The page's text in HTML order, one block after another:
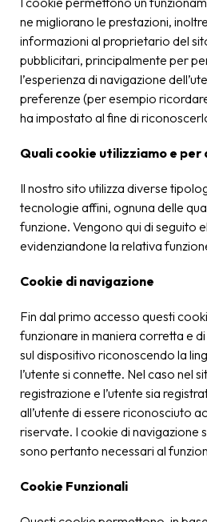
ne migliorano le prestazioni,
informazioni al proprietario del
pubblicitari, principalmente per
l’esperienza di navigazione
preferenze (per esempio
ha impostato al fine di
Quali cookie utilizziamo e per
Il nostro sito utilizza diverse
tecnologie affini, ognuna delle
funzione. Vengono qui di seguito
evidenziandone la relativa
Cookie di navigazione
Fin dal primo accesso questi
funzionare in maniera corretta e
sul dispositivo riconoscendo la
l’utente si connette. Nel caso nel
registrazione e l’utente sia
all’utente di essere riconosciuto
riservate. I cookie di navigazione
sono pertanto necessari al
Cookie Funzionali